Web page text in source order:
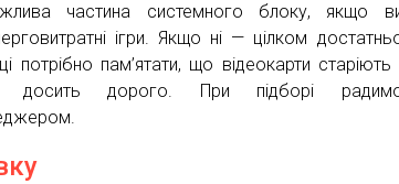
частина системного блоку, якщо
ігри. Якщо ні — цілком
потрібно пам’ятати, що відеокарти старіють
досить дорого. При підборі